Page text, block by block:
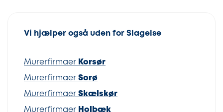
Vi hjælper også uden for Slagelse
Murerfirmaer Korsør
Murerfirmaer Sorø
Murerfirmaer Skælskør
Murerfirmaer Holbæk